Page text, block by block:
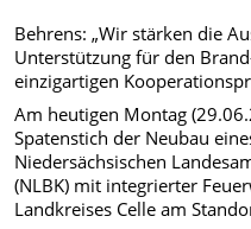
Behrens: „Wir stärken die
Unterstützung für den
einzigartigen
Am heutigen Montag
Spatenstich der Neubau
Niedersächsischen
(NLBK) mit integrierter
Landkreises Celle am